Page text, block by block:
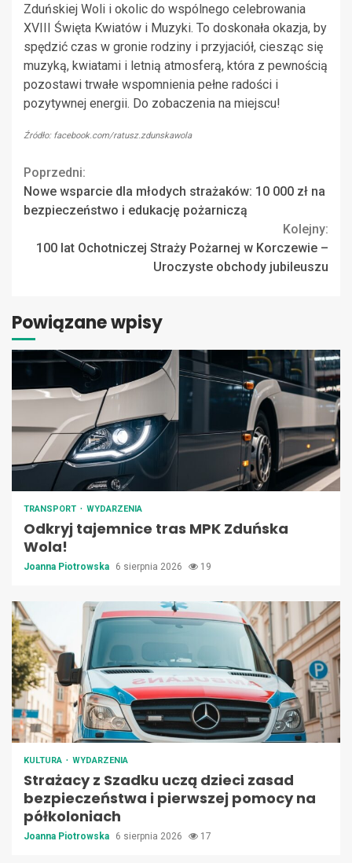
Zduńskiej Woli i okolic do wspólnego celebrowania
XVIII Święta Kwiatów i Muzyki. To doskonała okazja, by
spędzić czas w gronie rodziny i przyjaciół, ciesząc się
muzyką, kwiatami i letnią atmosferą, która z pewnością
pozostawi trwałe wspomnienia pełne radości i
pozytywnej energii. Do zobaczenia na miejscu!
Źródło: facebook.com/ratusz.zdunskawola
Continue
Reading
Poprzedni:
Nowe wsparcie dla młodych strażaków: 10 000 zł na
bezpieczeństwo i edukację pożarniczą
Kolejny:
100 lat Ochotniczej Straży Pożarnej w Korczewie –
Uroczyste obchody jubileuszu
Powiązane wpisy
TRANSPORT WYDARZENIA
Odkryj tajemnice tras MPK Zduńska
Wola!
Joanna Piotrowska 6 sierpnia 2026 19
KULTURA WYDARZENIA
Strażacy z Szadku uczą dzieci zasad
bezpieczeństwa i pierwszej pomocy na
półkoloniach
Joanna Piotrowska 6 sierpnia 2026 17